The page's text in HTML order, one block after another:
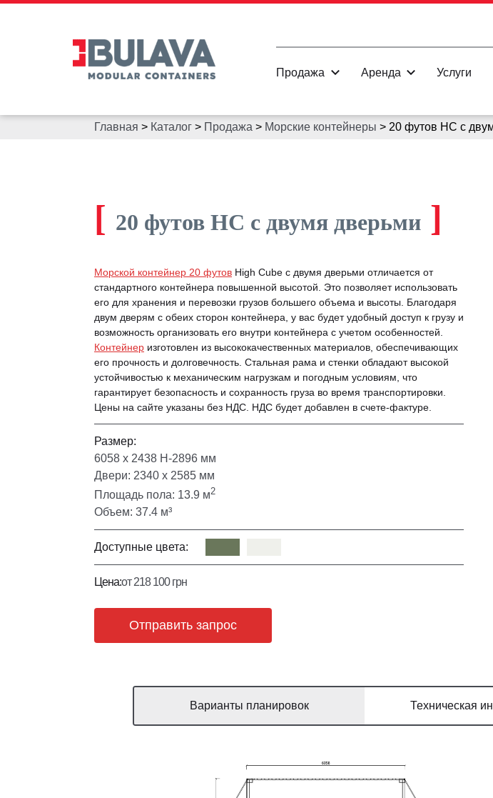
Продажа Аренда Услуги
Главная > Каталог > Продажа > Морские контейнеры > 20 футов HС с
[ 20 футов HС с двумя дверьми ]
Морской контейнер 20 футов High Cube с двумя дверьми отличается от
стандартного контейнера повышенной высотой. Это позволяет использовать
его для хранения и перевозки грузов большего объема и высоты. Благодаря
двум дверям с обеих сторон контейнера, у вас будет удобный доступ к грузу и
возможность организовать его внутри контейнера с учетом особенностей.
Контейнер изготовлен из высококачественных материалов, обеспечивающих
его прочность и долговечность. Стальная рама и стенки обладают высокой
устойчивостью к механическим нагрузкам и погодным условиям, что
гарантирует безопасность и сохранность груза во время транспортировки.
Цены на сайте указаны без НДС. НДС будет добавлен в счете-фактуре.
Размер:
6058 х 2438 Н-2896 мм
Двери: 2340 х 2585 мм
Площадь пола: 13.9 м2
Объем: 37.4 м³
Доступные цвета:
Цена:от 218 100 грн
Отправить запрос
Варианты планировок Техническая